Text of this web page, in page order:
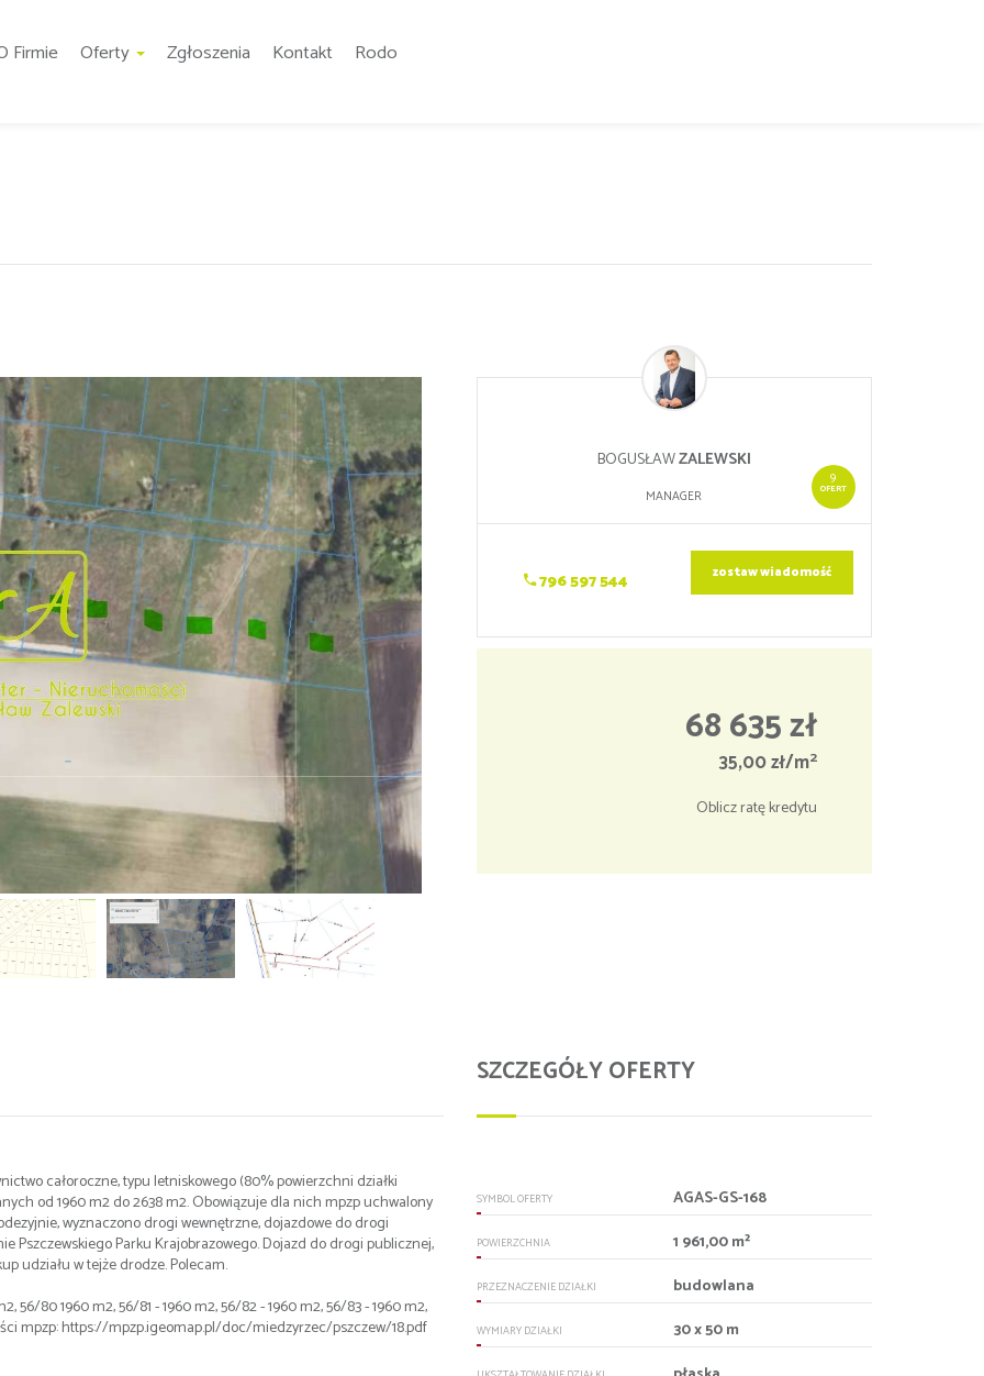
Firmie Oferty Zgłoszenia Kontakt Rodo
9
OFERT
BOGUSŁAWZALEWSKI
MANAGER
796 597 544 zostaw wiadomość
68 635 zł
35,00 zł/m2
Oblicz ratę kredytu
całoroczne, typu letniskowego (80% powierzchni działki
od 1960 m2 do 2638 m2. Obowiązuje dla nich mpzp uchwalony
wyznaczono drogi wewnętrzne, dojazdowe do drogi
Pszczewskiego Parku Krajobrazowego. Dojazd do drogi publicznej,
udziału w tejże drodze. Polecam.
56/80 1960 m2, 56/81 - 1960 m2, 56/82 - 1960 m2, 56/83 - 1960 m2,
mpzp: https://mpzp.igeomap.pl/doc/miedzyrzec/pszczew/18.pdf
SZCZEGÓŁY OFERTY
SYMBOL OFERTY AGAS-GS-168
POWIERZCHNIA 1 961,00 m²
PRZEZNACZENIE DZIAŁKI budowlana
WYMIARY DZIAŁKI 30 x 50 m